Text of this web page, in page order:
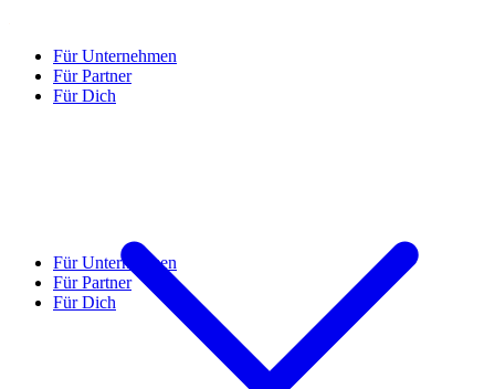
Für Unternehmen
Für Partner
Für Dich
Für Unternehmen
Für Partner
Für Dich